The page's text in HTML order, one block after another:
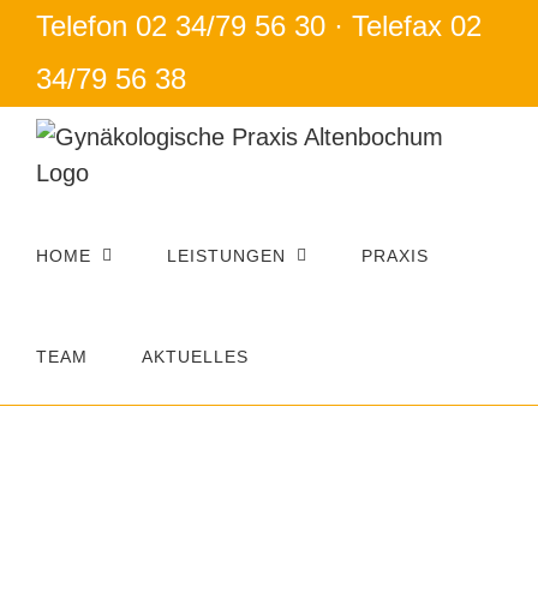
Zum
springen
Telefon 02 34/79 56 30 · Telefax 02
34/79 56 38
HOME LEISTUNGEN PRAXIS
TEAM AKTUELLES